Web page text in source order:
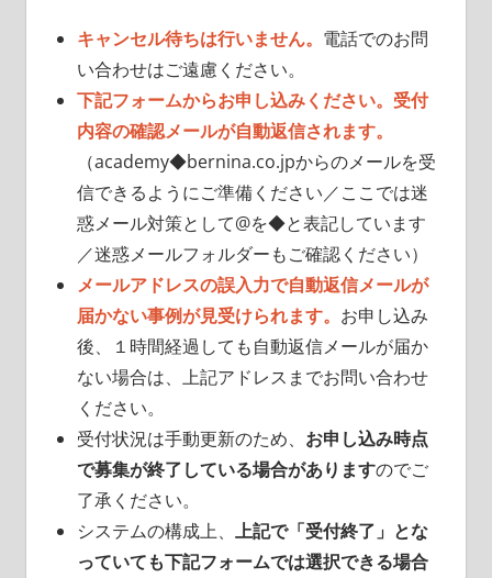
キャンセル待ちは行いません。 電話でのお問
い合わせはご遠慮ください。
下記フォームからお申し込みください。受付
内容の確認メールが自動返信されます。
（academy◆bernina.co.jpからのメールを受
信できるようにご準備ください／ここでは迷
惑メール対策として@を◆と表記しています
／迷惑メールフォルダーもご確認ください）
メールアドレスの誤入力で自動返信メールが
届かない事例が見受けられます。 お申し込み
後、１時間経過しても自動返信メールが届か
ない場合は、上記アドレスまでお問い合わせ
ください。
受付状況は手動更新のため、 お申し込み時点
で募集が終了している場合がありますのでご
了承ください。
システムの構成上、 上記で「受付終了」とな
っていても下記フォームでは選択できる場合